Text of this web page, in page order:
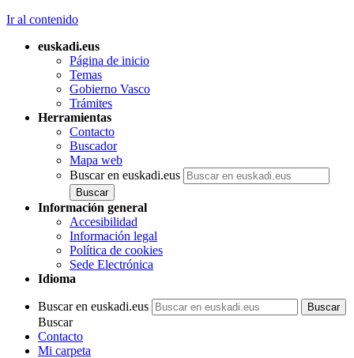
Ir al contenido
euskadi.eus
Página de inicio
Temas
Gobierno Vasco
Trámites
Herramientas
Contacto
Buscador
Mapa web
Buscar en euskadi.eus
Información general
Accesibilidad
Información legal
Política de cookies
Sede Electrónica
Idioma
Buscar en euskadi.eus
Buscar
Contacto
Mi carpeta